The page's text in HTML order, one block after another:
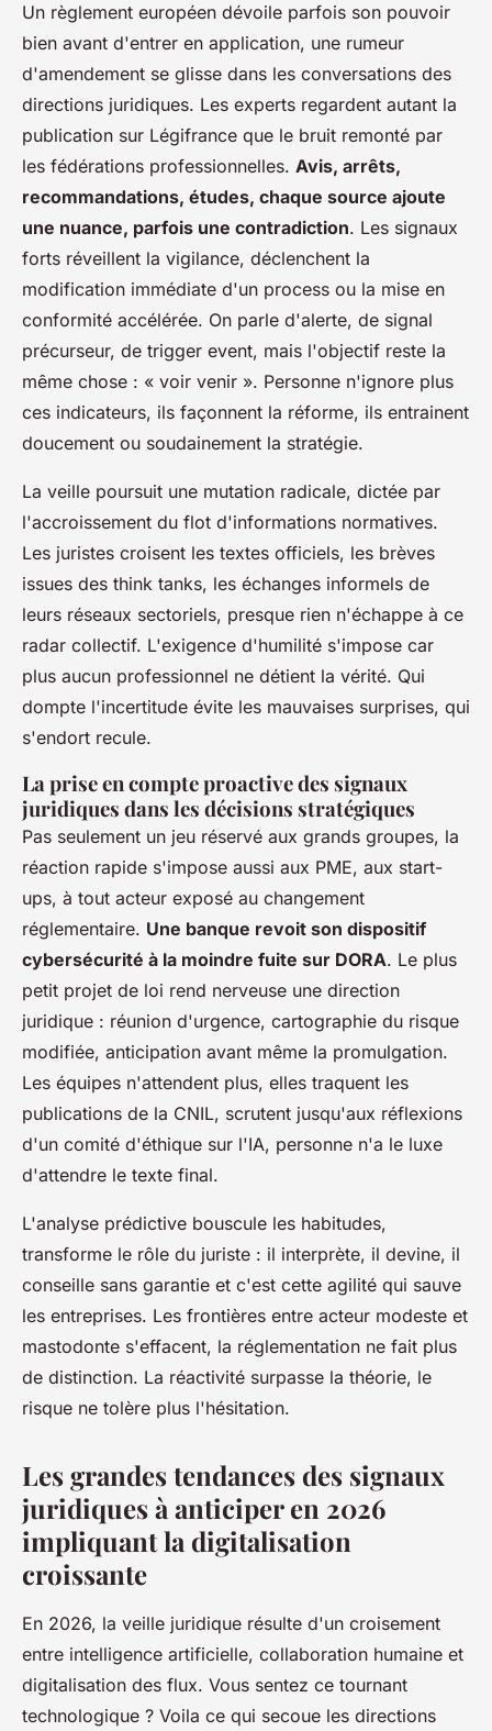
Un règlement européen dévoile parfois son pouvoir
bien avant d'entrer en application, une rumeur
d'amendement se glisse dans les conversations des
directions juridiques. Les experts regardent autant la
publication sur Légifrance que le bruit remonté par
les fédérations professionnelles. Avis, arrêts,
recommandations, études, chaque source ajoute
une nuance, parfois une contradiction. Les signaux
forts réveillent la vigilance, déclenchent la
modification immédiate d'un process ou la mise en
conformité accélérée. On parle d'alerte, de signal
précurseur, de trigger event, mais l'objectif reste la
même chose : « voir venir ». Personne n'ignore plus
ces indicateurs, ils façonnent la réforme, ils entrainent
doucement ou soudainement la stratégie.
La veille poursuit une mutation radicale, dictée par
l'accroissement du flot d'informations normatives.
Les juristes croisent les textes officiels, les brèves
issues des think tanks, les échanges informels de
leurs réseaux sectoriels, presque rien n'échappe à ce
radar collectif. L'exigence d'humilité s'impose car
plus aucun professionnel ne détient la vérité. Qui
dompte l'incertitude évite les mauvaises surprises, qui
s'endort recule.
La prise en compte proactive des signaux
juridiques dans les décisions stratégiques
Pas seulement un jeu réservé aux grands groupes, la
réaction rapide s'impose aussi aux PME, aux start-
ups, à tout acteur exposé au changement
réglementaire. Une banque revoit son dispositif
cybersécurité à la moindre fuite sur DORA. Le plus
petit projet de loi rend nerveuse une direction
juridique : réunion d'urgence, cartographie du risque
modifiée, anticipation avant même la promulgation.
Les équipes n'attendent plus, elles traquent les
publications de la CNIL, scrutent jusqu'aux réflexions
d'un comité d'éthique sur l'IA, personne n'a le luxe
d'attendre le texte final.
L'analyse prédictive bouscule les habitudes,
transforme le rôle du juriste : il interprète, il devine, il
conseille sans garantie et c'est cette agilité qui sauve
les entreprises. Les frontières entre acteur modeste et
mastodonte s'effacent, la réglementation ne fait plus
de distinction. La réactivité surpasse la théorie, le
risque ne tolère plus l'hésitation.
Les grandes tendances des signaux
juridiques à anticiper en 2026
impliquant la digitalisation
croissante
En 2026, la veille juridique résulte d'un croisement
entre intelligence artificielle, collaboration humaine et
digitalisation des flux. Vous sentez ce tournant
technologique ? Voila ce qui secoue les directions